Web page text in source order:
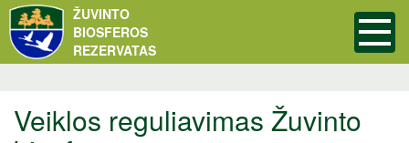
ŽUVINTO
BIOSFEROS
REZERVATAS
Veiklos reguliavimas Žuvinto